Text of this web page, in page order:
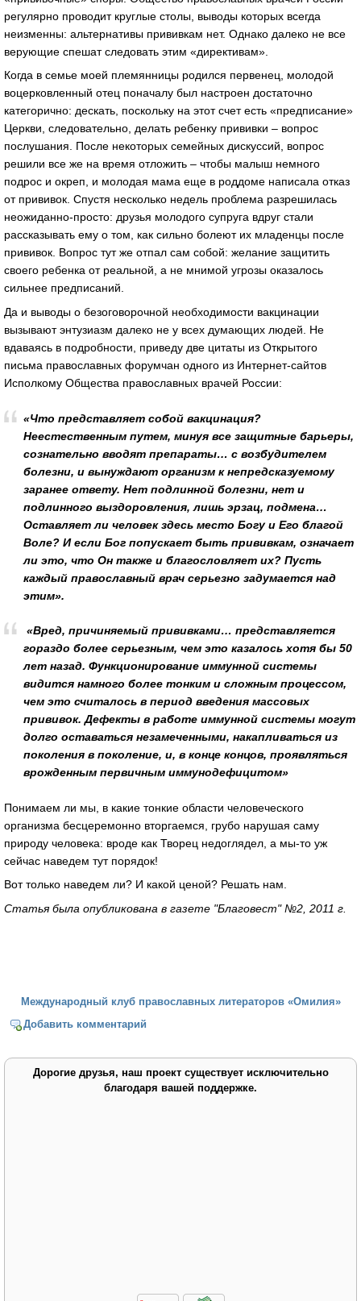
регулярно проводит круглые столы, выводы которых всегда
неизменны: альтернативы прививкам нет. Однако далеко не все
верующие спешат следовать этим «директивам».
Когда в семье моей племянницы родился первенец, молодой
воцерковленный отец поначалу был настроен достаточно
категорично: дескать, поскольку на этот счет есть «предписание»
Церкви, следовательно, делать ребенку прививки – вопрос
послушания. После некоторых семейных дискуссий, вопрос
решили все же на время отложить – чтобы малыш немного
подрос и окреп, и молодая мама еще в роддоме написала отказ
от прививок. Спустя несколько недель проблема разрешилась
неожиданно-просто: друзья молодого супруга вдруг стали
рассказывать ему о том, как сильно болеют их младенцы после
прививок. Вопрос тут же отпал сам собой: желание защитить
своего ребенка от реальной, а не мнимой угрозы оказалось
сильнее предписаний.
Да и выводы о безоговорочной необходимости вакцинации
вызывают энтузиазм далеко не у всех думающих людей. Не
вдаваясь в подробности, приведу две цитаты из Открытого
письма православных форумчан одного из Интернет-сайтов
Исполкому Общества православных врачей России:
«Что представляет собой вакцинация?
Неестественным путем, минуя все защитные барьеры,
сознательно вводят препараты… с возбудителем
болезни, и вынуждают организм к непредсказуемому
заранее ответу. Нет подлинной болезни, нет и
подлинного выздоровления, лишь эрзац, подмена…
Оставляет ли человек здесь место Богу и Его благой
Воле? И если Бог попускает быть прививкам, означает
ли это, что Он также и благословляет их? Пусть
каждый православный врач серьезно задумается над
этим».
«Вред, причиняемый прививками… представляется
гораздо более серьезным, чем это казалось хотя бы 50
лет назад. Функционирование иммунной системы
видится намного более тонким и сложным процессом,
чем это считалось в период введения массовых
прививок. Дефекты в работе иммунной системы могут
долго оставаться незамеченными, накапливаться из
поколения в поколение, и, в конце концов, проявляться
врожденным первичным иммунодефицитом»
Понимаем ли мы, в какие тонкие области человеческого
организма бесцеремонно вторгаемся, грубо нарушая саму
природу человека: вроде как Творец недоглядел, а мы-то уж
сейчас наведем тут порядок!
Вот только наведем ли? И какой ценой? Решать нам.
Статья была опубликована в газете "Благовест" №2, 2011 г.
Международный клуб православных литераторов «Омилия»
Добавить комментарий
Дорогие друзья, наш проект существует исключительно
благодаря вашей поддержке.